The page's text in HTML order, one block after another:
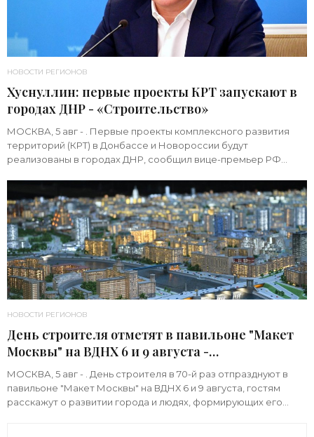
НОВОСТИ РЕГИОНОВ
Хуснуллин: первые проекты КРТ запускают в
городах ДНР - «Строительство»
МОСКВА, 5 авг - . Первые проекты комплексного развития
территорий (КРТ) в Донбассе и Новороссии будут
реализованы в городах ДНР, сообщил вице-премьер РФ
НОВОСТИ РЕГИОНОВ
День строителя отметят в павильоне "Макет
Москвы" на ВДНХ 6 и 9 августа -
«Строительство»
МОСКВА, 5 авг - . День строителя в 70-й раз отпразднуют в
павильоне "Макет Москвы" на ВДНХ 6 и 9 августа, гостям
расскажут о развитии города и людях, формирующих его